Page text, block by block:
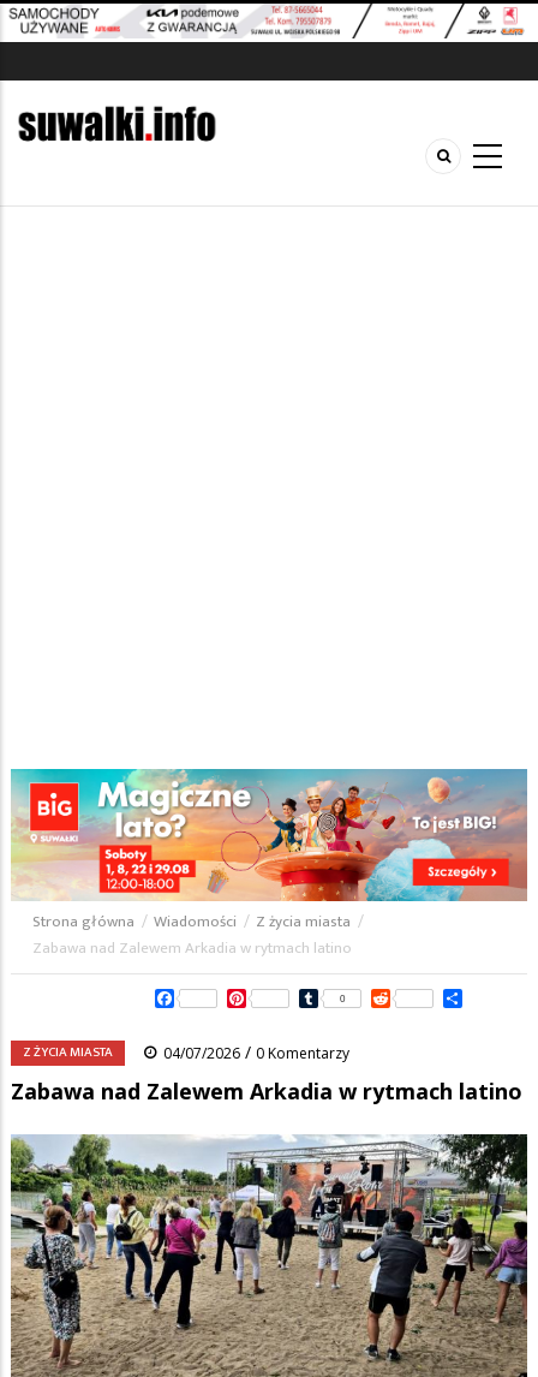
Ścieżka
nawigacyjna
Strona główna / Wiadomości / Z życia miasta /
Zabawa nad Zalewem Arkadia w rytmach latino
FacebookPinterestTumblr
0 Reddit
Z ŻYCIA MIASTA 04/07/2026 / 0 Komentarzy
Zabawa nad Zalewem Arkadia w rytmach latino